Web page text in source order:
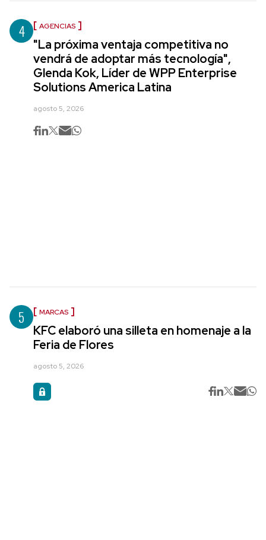
4 AGENCIAS
"La próxima ventaja competitiva no
vendrá de adoptar más tecnología",
Glenda Kok, Líder de WPP Enterprise
Solutions America Latina
agosto 5, 2026
5 MARCAS
KFC elaboró una silleta en homenaje a la
Feria de Flores
agosto 5, 2026